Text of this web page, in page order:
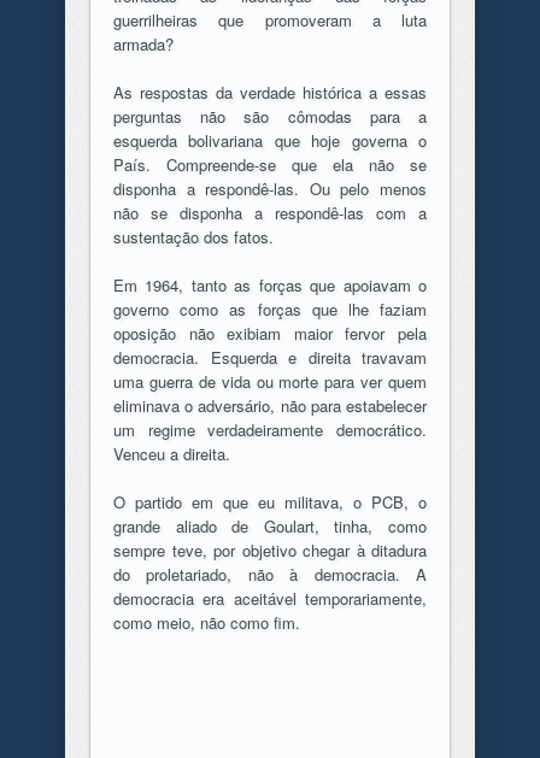
guerrilheiras que promoveram a luta
armada?
As respostas da verdade histórica a essas
perguntas não são cômodas para a
esquerda bolivariana que hoje governa o
País. Compreende-se que ela não se
disponha a respondê-las. Ou pelo menos
não se disponha a respondê-las com a
sustentação dos fatos.
Em 1964, tanto as forças que apoiavam o
governo como as forças que lhe faziam
oposição não exibiam maior fervor pela
democracia. Esquerda e direita travavam
uma guerra de vida ou morte para ver quem
eliminava o adversário, não para estabelecer
um regime verdadeiramente democrático.
Venceu a direita.
O partido em que eu militava, o PCB, o
grande aliado de Goulart, tinha, como
sempre teve, por objetivo chegar à ditadura
do proletariado, não à democracia. A
democracia era aceitável temporariamente,
como meio, não como fim.